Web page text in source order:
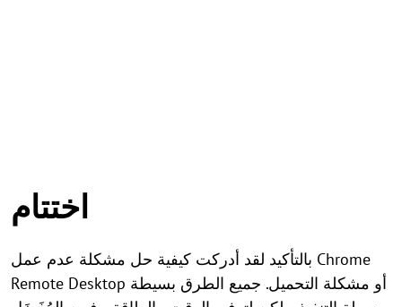
اختتام
بالتأكيد لقد أدركت كيفية حل مشكلة عدم عمل Chrome
Remote Desktop أو مشكلة التحميل. جميع الطرق بسيطة